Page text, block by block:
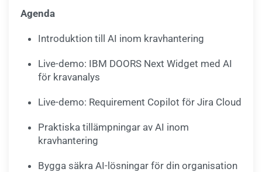
Agenda
Introduktion till AI inom kravhantering
Live-demo: IBM DOORS Next Widget med AI
för kravanalys
Live-demo: Requirement Copilot för Jira Cloud
Praktiska tillämpningar av AI inom
kravhantering
Bygga säkra AI-lösningar för din organisation